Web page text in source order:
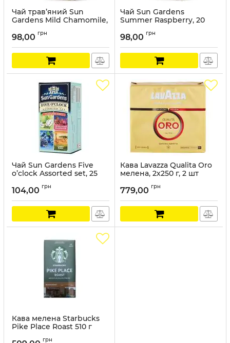
Чай трав’яний Sun
Gardens Mild Chamomile,
Артикул: SG021
98,00 грн
Чай Sun Gardens
Summer Raspberry, 20
Артикул: SG020
98,00 грн
Чай Sun Gardens Five
o’clock Assorted set, 25
Артикул: SG018
104,00 грн
Кава Lavazza Qualita Oro
мелена, 2х250 г, 2 шт
779,00 грн
Кава мелена Starbucks
Pike Place Roast 510 г
грн